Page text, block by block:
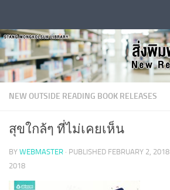
NEW OUTSIDE READING BOOK RELEASES
สุขใกล้ๆ ที่ไม่เคยเห็น
BY WEBMASTER · PUBLISHED FEBRUARY 2, 2018
2018